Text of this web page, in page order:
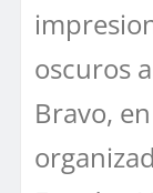
oscuros
Bravo,